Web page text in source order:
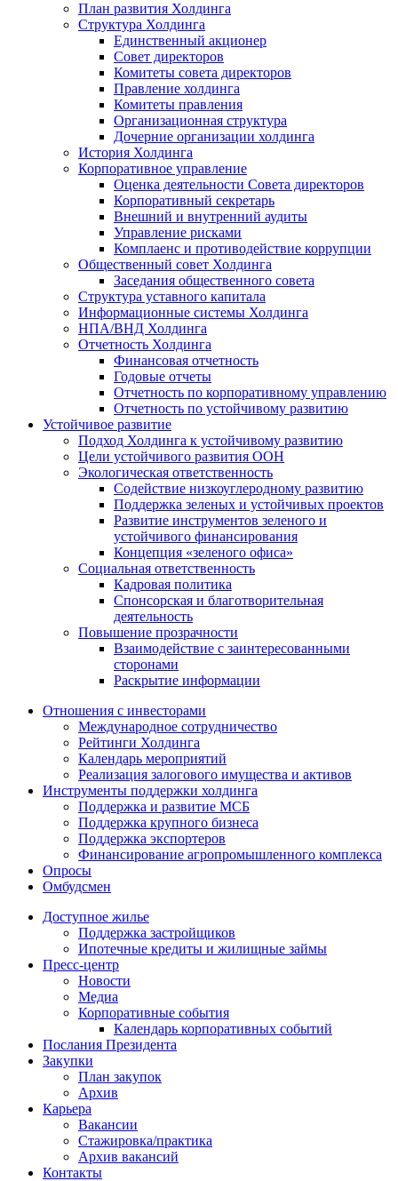
План развития Холдинга
Структура Холдинга
Единственный акционер
Совет директоров
Комитеты совета директоров
Правление холдинга
Комитеты правления
Организационная структура
Дочерние организации холдинга
История Холдинга
Корпоративное управление
Оценка деятельности Совета директоров
Корпоративный секретарь
Внешний и внутренний аудиты
Управление рисками
Комплаенс и противодействие коррупции
Общественный совет Холдинга
Заседания общественного совета
Структура уставного капитала
Информационные системы Холдинга
НПА/ВНД Холдинга
Отчетность Холдинга
Финансовая отчетность
Годовые отчеты
Отчетность по корпоративному управлению
Отчетность по устойчивому развитию
Устойчивое развитие
Подход Холдинга к устойчивому развитию
Цели устойчивого развития ООН
Экологическая ответственность
Содействие низкоуглеродному развитию
Поддержка зеленых и устойчивых проектов
Развитие инструментов зеленого и
устойчивого финансирования
Концепция «зеленого офиса»
Социальная ответственность
Кадровая политика
Спонсорская и благотворительная
деятельность
Повышение прозрачности
Взаимодействие с заинтересованными
сторонами
Раскрытие информации
Отношения с инвесторами
Международное сотрудничество
Рейтинги Холдинга
Календарь мероприятий
Реализация залогового имущества и активов
Инструменты поддержки холдинга
Поддержка и развитие МСБ
Поддержка крупного бизнеса
Поддержка экспортеров
Финансирование агропромышленного комплекса
Опросы
Омбудсмен
Доступное жилье
Поддержка застройщиков
Ипотечные кредиты и жилищные займы
Пресс-центр
Новости
Медиа
Корпоративные события
Календарь корпоративных событий
Послания Президента
Закупки
План закупок
Архив
Карьера
Вакансии
Стажировка/практика
Архив вакансий
Контакты